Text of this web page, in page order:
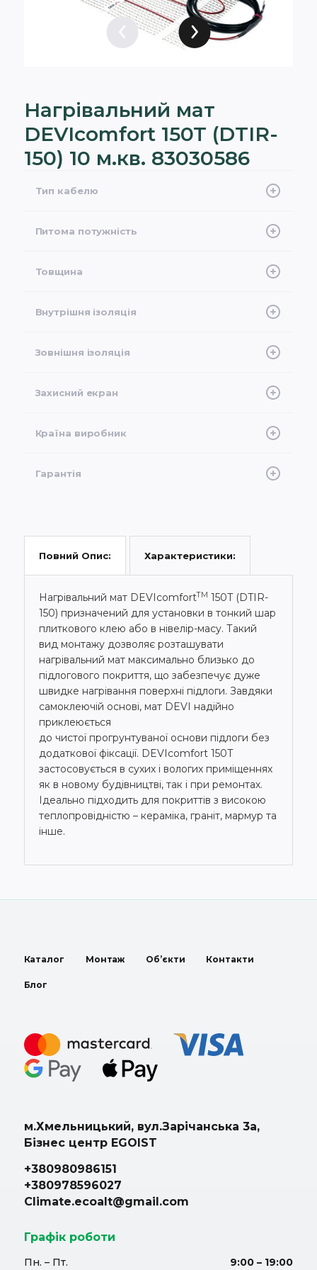
Нагрівальний мат
DEVIcomfort 150T (DTIR-
150) 10 м.кв. 83030586
Тип кабелю
Питома потужність
Товщина
Внутрішня ізоляція
Зовнішня ізоляція
Захисний екран
Країна виробник
Гарантія
Повний Опис: Характеристики:
Нагрівальний мат DEVIcomfortTM 150T (DTIR-
150) призначений для установки в тонкий шар
плиткового клею або в нівелір-масу. Такий
вид монтажу дозволяє розташувати
нагрівальний мат максимально близько до
підлогового покриття, що забезпечує дуже
швидке нагрівання поверхні підлоги. Завдяки
самоклеючій основі, мат DEVI надійно
приклеюється
до чистої прогрунтуваної основи підлоги без
додаткової фіксації. DEVIcomfort 150T
застосовується в сухих і вологих приміщеннях
як в новому будівництві, так і при ремонтах.
Ідеально підходить для покриттів з високою
теплопровідністю – кераміка, граніт, мармур та
інше.
Каталог Монтаж Об’єкти Контакти
Блог
м.Хмельницький, вул.Зарічанська 3а,
Бізнес центр EGOIST
+380980986151
+380978596027
Climate.ecoalt@gmail.com
Графік роботи
Пн. – Пт. 9:00 – 19:00